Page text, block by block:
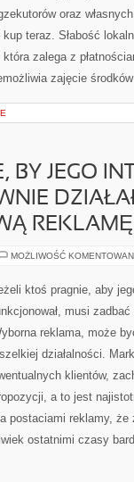
oraz
teraz. Słabość
zalega z
zajęcie
BY JEGO
REKLAMĘ
MOŻLIWOŚĆ
ktoś pragnie, aby
musi
reklama, może
działalności.
klientów,
a to jest
postaciami reklamy,
ostatnimi czasy